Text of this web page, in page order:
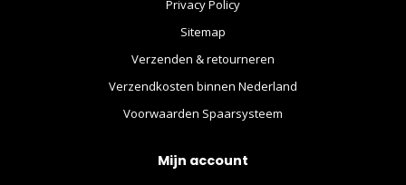
Privacy Policy
Sitemap
Verzenden & retourneren
Verzendkosten binnen Nederland
Voorwaarden Spaarsysteem
Mijn account